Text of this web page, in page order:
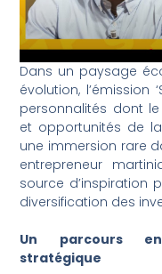
Dans un paysage
évolution, l’émission
personnalités dont
et opportunités de
une immersion rare
entrepreneur
source d’inspiration
diversification des
Un parcours
stratégique